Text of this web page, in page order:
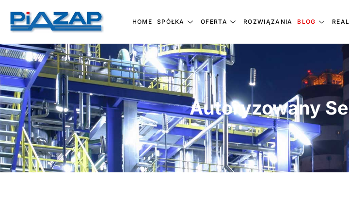
HOME SPÓŁKA OFERTA ROZWIĄZANIA BLOG
Autoryzowany